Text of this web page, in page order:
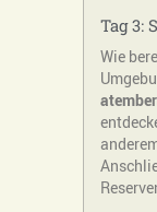
Tag 3:
Wie